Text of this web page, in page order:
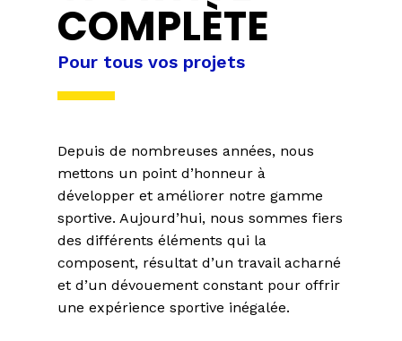
COMPLÈTE
Pour tous vos projets
Depuis de nombreuses années, nous
mettons un point d’honneur à
développer et améliorer notre gamme
sportive. Aujourd’hui, nous sommes fiers
des différents éléments qui la
composent, résultat d’un travail acharné
et d’un dévouement constant pour offrir
une expérience sportive inégalée.